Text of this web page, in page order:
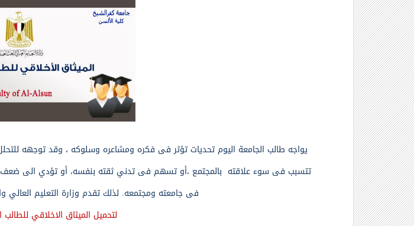
يواجه طالب الجامعة اليوم تحديات تؤثر فى فكره ومشاعره وسلوكه ، وقد توجهه
تتسبب فى سوء علاقته بالمجتمع ،أو تسهم فى تدني ثقته بنفسه، أو تؤدي الى
فى جامعته ومجتمعه. لذلك تقدم وزارة التعليم العالي
لتحميل الميثاق الاخلاقي